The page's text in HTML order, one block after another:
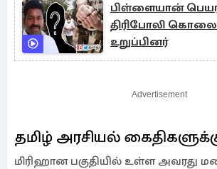
பிள்ளையான்
திரிபோலி
உறுப்பினர்
Advertisement
தமிழ் அரசியல்
மிரிஹான பகுதியில் உள்ள அவரது